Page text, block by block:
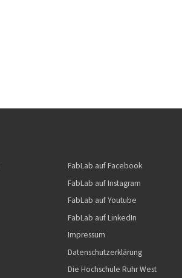
FabLab auf Facebook
FabLab auf Instagram
FabLab auf Youtube
FabLab auf LinkedIn
Impressum
Datenschutzerklärung
Die Hochschule Ruhr West